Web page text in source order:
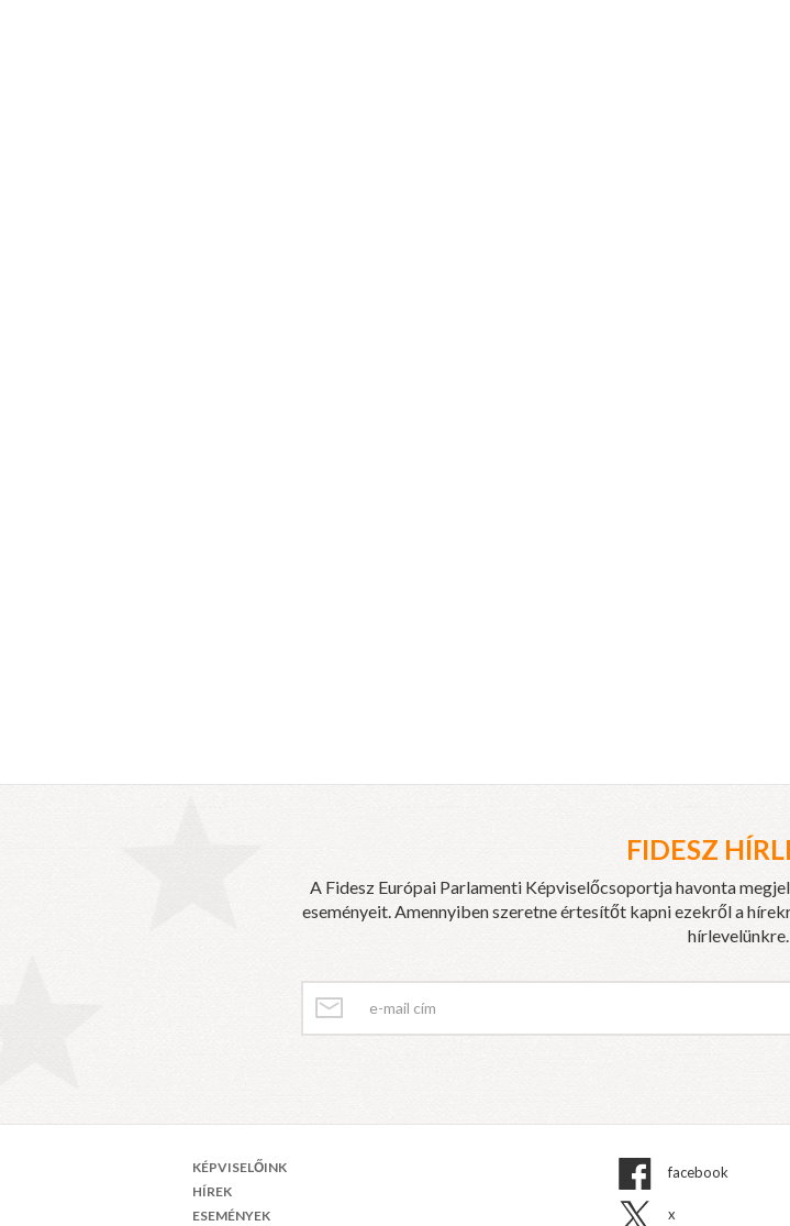
FIDESZ
A Fidesz Európai Parlamenti Képviselőcsoportja havonta
eseményeit. Amennyiben szeretne értesítőt kapni ezekről a
hírlevelünkre.
KÉPVISELŐINK
HÍREK
ESEMÉNYEK
facebook
x